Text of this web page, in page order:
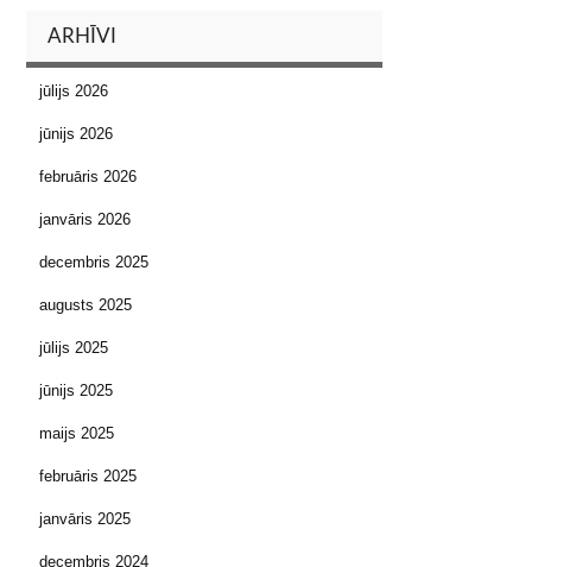
ARHĪVI
jūlijs 2026
jūnijs 2026
februāris 2026
janvāris 2026
decembris 2025
augusts 2025
jūlijs 2025
jūnijs 2025
maijs 2025
februāris 2025
janvāris 2025
decembris 2024